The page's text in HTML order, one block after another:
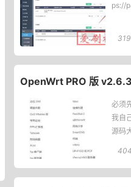
ps://
319
OpenWrt PRO 版
必须
我自
源码